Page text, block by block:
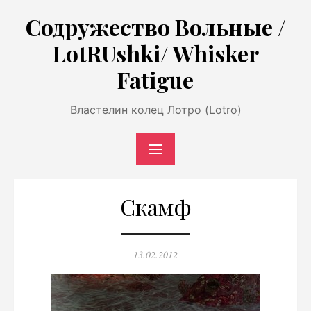
содержимому
Содружество Вольные /
LotRUshki/ Whisker
Fatigue
Властелин колец Лотро (Lotro)
Скамф
Опубликовано
13.02.2012